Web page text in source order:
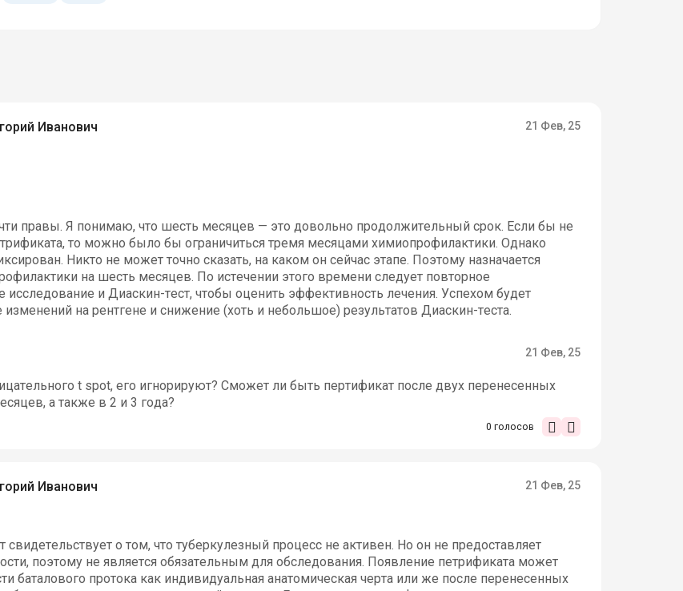
Иванович 21 Фев, 25
правы. Я понимаю, что шесть месяцев — это довольно продолжительный срок. Если бы не
то можно было бы ограничиться тремя месяцами химиопрофилактики. Однако
Никто не может точно сказать, на каком он сейчас этапе. Поэтому назначается
на шесть месяцев. По истечении этого времени следует повторное
исследование и Диаскин-тест, чтобы оценить эффективность лечения. Успехом будет
изменений на рентгене и снижение (хоть и небольшое) результатов Диаскин-теста.
21 Фев, 25
t spot, его игнорируют? Сможет ли быть пертификат после двух перенесенных
а также в 2 и 3 года?
0 голосов
Иванович 21 Фев, 25
свидетельствует о том, что туберкулезный процесс не активен. Но он не предоставляет
поэтому не является обязательным для обследования. Появление петрификата может
баталового протока как индивидуальная анатомическая черта или же после перенесенных